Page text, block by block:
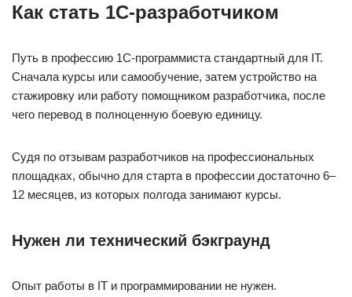
Как стать 1С-разработчиком
Путь в профессию 1С-программиста стандартный для IT.
Сначала курсы или самообучение, затем устройство на
стажировку или работу помощником разработчика, после
чего перевод в полноценную боевую единицу.
Судя по отзывам разработчиков на профессиональных
площадках, обычно для старта в профессии достаточно 6–
12 месяцев, из которых полгода занимают курсы.
Нужен ли технический бэкграунд
Опыт работы в IT и программировании не нужен.